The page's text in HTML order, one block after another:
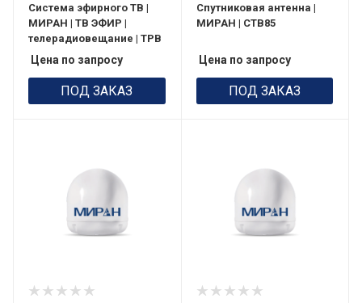
Система эфирного ТВ |
МИРАН | ТВ ЭФИР |
телерадиовещание | ТРВ
Цена по запросу
ПОД ЗАКАЗ
Спутниковая антенна |
МИРАН | СТВ85
Цена по запросу
ПОД ЗАКАЗ